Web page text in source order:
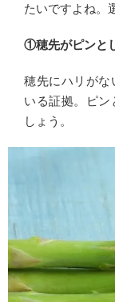
たいですよね。
①穂先がピンと
穂先にハリがな
いる証拠。ピン
しょう。